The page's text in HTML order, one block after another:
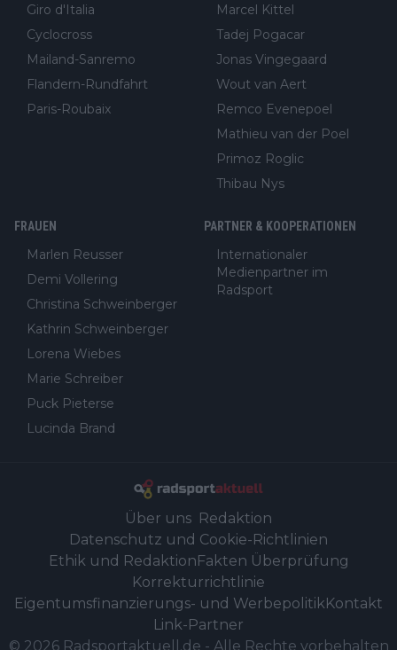
Giro d'Italia
Cyclocross
Mailand-Sanremo
Flandern-Rundfahrt
Paris-Roubaix
Marcel Kittel
Tadej Pogacar
Jonas Vingegaard
Wout van Aert
Remco Evenepoel
Mathieu van der Poel
Primoz Roglic
Thibau Nys
FRAUEN
Marlen Reusser
Demi Vollering
Christina Schweinberger
Kathrin Schweinberger
Lorena Wiebes
Marie Schreiber
Puck Pieterse
Lucinda Brand
PARTNER & KOOPERATIONEN
Internationaler
Medienpartner im
Radsport
Über uns Redaktion
Datenschutz und Cookie-Richtlinien
Ethik und Redaktion Fakten Überprüfung
Korrekturrichtlinie
Eigentumsfinanzierungs- und WerbepolitikKontakt
Link-Partner
© 2026 Radsportaktuell.de - Alle Rechte vorbehalten